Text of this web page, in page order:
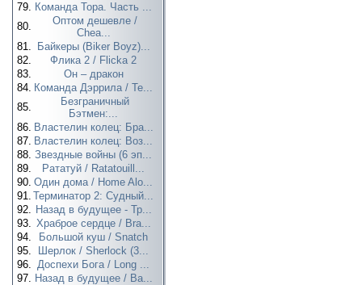
79. Команда Тора. Часть ...
80.
Оптом дешевле /
Chea...
81.
Байкеры (Biker Boyz)...
82.
Флика 2 / Flicka 2
83.
Он – дракон
84. Команда Дэррила / Te...
85.
Безграничный
Бэтмен:...
86. Властелин колец: Бра...
87. Властелин колец: Воз...
88. Звездные войны (6 эп...
89.
Рататуй / Ratatouill...
90. Один дома / Home Alo...
91. Терминатор 2: Судный...
92. Назад в будущее - Тр...
93. Храброе сердце / Bra...
94.
Большой куш / Snatch
95.
Шерлок / Sherlock (3...
96. Доспехи Бога / Long ...
97. Назад в будущее / Ba...